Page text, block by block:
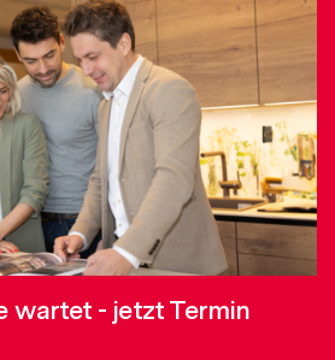
wartet - jetzt Termin